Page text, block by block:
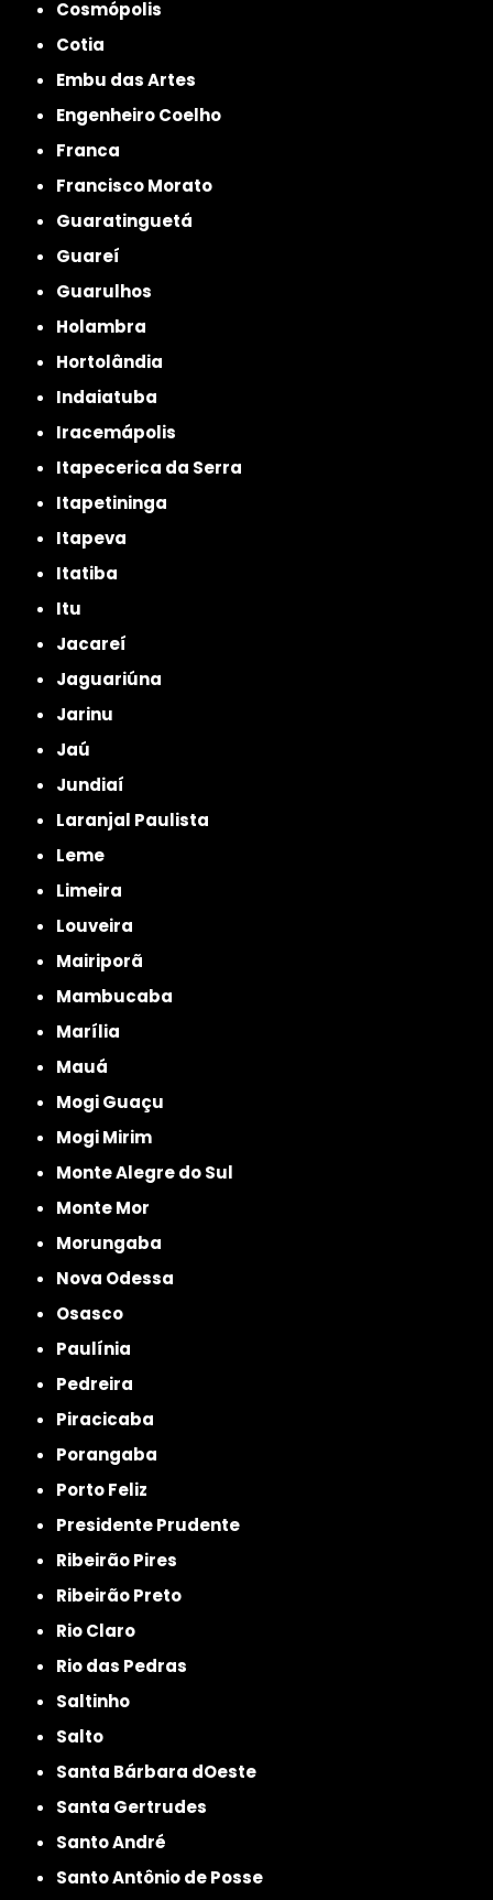
Cosmópolis
Cotia
Embu das Artes
Engenheiro Coelho
Franca
Francisco Morato
Guaratinguetá
Guareí
Guarulhos
Holambra
Hortolândia
Indaiatuba
Iracemápolis
Itapecerica da Serra
Itapetininga
Itapeva
Itatiba
Itu
Jacareí
Jaguariúna
Jarinu
Jaú
Jundiaí
Laranjal Paulista
Leme
Limeira
Louveira
Mairiporã
Mambucaba
Marília
Mauá
Mogi Guaçu
Mogi Mirim
Monte Alegre do Sul
Monte Mor
Morungaba
Nova Odessa
Osasco
Paulínia
Pedreira
Piracicaba
Porangaba
Porto Feliz
Presidente Prudente
Ribeirão Pires
Ribeirão Preto
Rio Claro
Rio das Pedras
Saltinho
Salto
Santa Bárbara dOeste
Santa Gertrudes
Santo André
Santo Antônio de Posse